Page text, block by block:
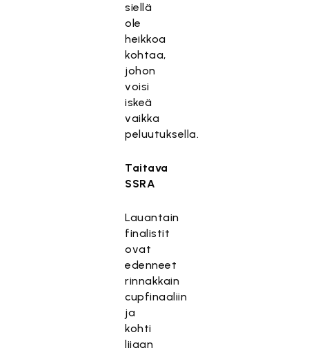
siellä
ole
heikkoa
kohtaa,
johon
voisi
iskeä
vaikka
peluutuksella.
Taitava
SSRA
Lauantain
finalistit
ovat
edenneet
rinnakkain
cupfinaaliin
ja
kohti
liigan